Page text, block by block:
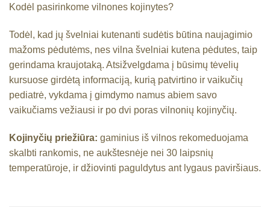
Kodėl pasirinkome vilnones kojinytes?
Todėl, kad jų švelniai kutenanti sudėtis būtina naujagimio
mažoms pėdutėms, nes vilna švelniai kutena pėdutes, taip
gerindama kraujotaką. Atsižvelgdama į būsimų tėvelių
kursuose girdėtą informaciją, kurią patvirtino ir vaikučių
pediatrė, vykdama į gimdymo namus abiem savo
vaikučiams vežiausi ir po dvi poras vilnonių kojinyčių.
Kojinyčių priežiūra: gaminius iš vilnos rekomeduojama
skalbti rankomis, ne aukštesnėje nei 30 laipsnių
temperatūroje, ir džiovinti paguldytus ant lygaus paviršiaus.